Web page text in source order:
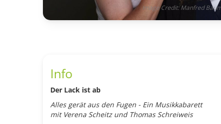
Image Credit: Manfred
Info
Der Lack ist ab
Alles gerät aus den Fugen - Ein Musikkabarett
mit Verena Scheitz und Thomas Schreiweis